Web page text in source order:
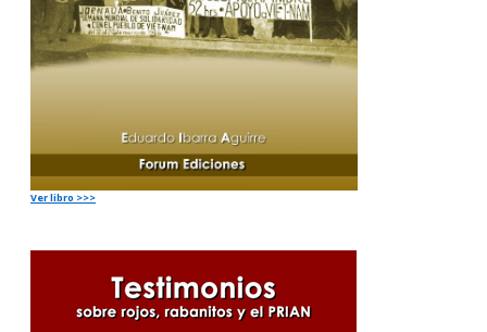
Ver libro >>>